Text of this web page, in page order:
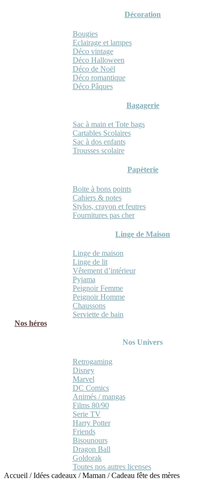
Décoration
Bougies
Eclairage et lampes
Déco vintage
Déco Halloween
Déco de Noël
Déco romantique
Déco Pâques
Bagagerie
Sac à main et Tote bags
Cartables Scolaires
Sac à dos enfants
Trousses scolaire
Papèterie
Boite à bons points
Cahiers & notes
Stylos, crayon et feutres
Fournitures pas cher
Linge de Maison
Linge de maison
Linge de lit
Vêtement d’intérieur
Pyjama
Peignoir Femme
Peignoir Homme
Chaussons
Serviette de bain
Nos héros
Nos Univers
Retrogaming
Disney
Marvel
DC Comics
Animés / mangas
Films 80/90
Serie TV
Harry Potter
Friends
Bisounours
Dragon Ball
Goldorak
Toutes nos autres licenses
Accueil /Idées cadeaux /Maman /Cadeau fête des mères